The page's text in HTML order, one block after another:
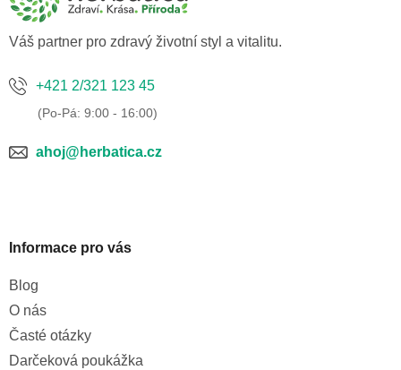
Váš partner pro zdravý životní styl a vitalitu.
+421 2/321 123 45
ahoj@herbatica.cz
Informace pro vás
Blog
O nás
Časté otázky
Darčeková poukážka